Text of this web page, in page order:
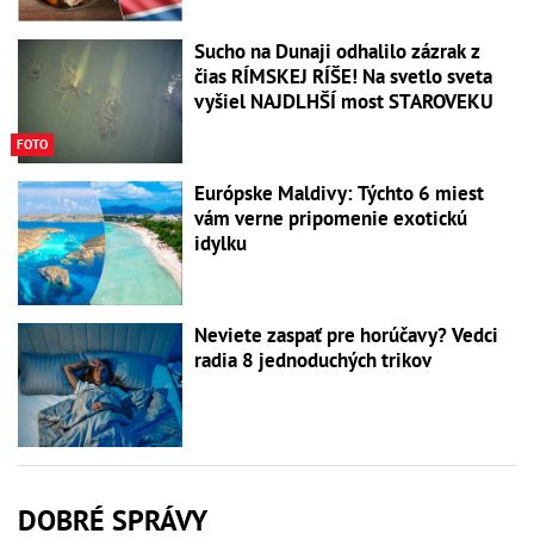
FOTO
Sucho na Dunaji odhalilo zázrak z
čias RÍMSKEJ RÍŠE! Na svetlo sveta
vyšiel NAJDLHŠÍ most STAROVEKU
Európske Maldivy: Týchto 6 miest
vám verne pripomenie exotickú
idylku
Neviete zaspať pre horúčavy? Vedci
radia 8 jednoduchých trikov
DOBRÉ SPRÁVY